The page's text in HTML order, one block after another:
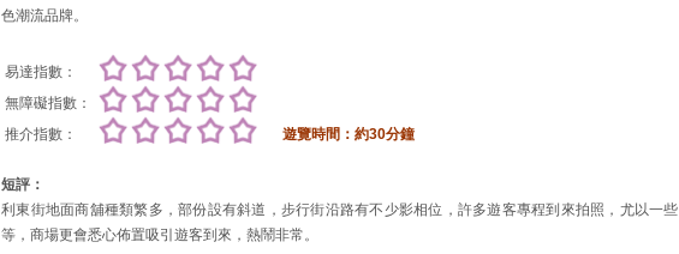
色潮流品牌。
易達指數：
無障礙指數：
推介指數：
遊覽時間：約30分鐘
短評：
利東街地面商舖種類繁多，部份設有斜道，步行街沿路有不少影相位，許多遊客專程到來拍照，尤以一
等，商場更會悉心佈置吸引遊客到來，熱鬧非常。